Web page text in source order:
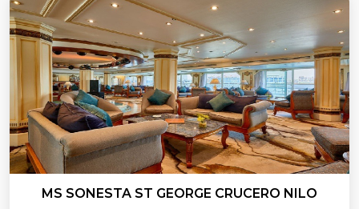
MS SONESTA ST GEORGE CRUCERO NILO